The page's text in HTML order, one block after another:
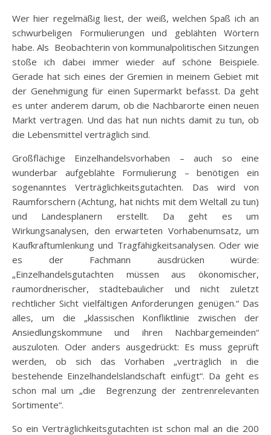
Wer hier regelmäßig liest, der weiß, welchen Spaß ich an
schwurbeligen Formulierungen und geblähten Wörtern
habe. Als Beobachterin von kommunalpolitischen Sitzungen
stoße ich dabei immer wieder auf schöne Beispiele.
Gerade hat sich eines der Gremien in meinem Gebiet mit
der Genehmigung für einen Supermarkt befasst. Da geht
es unter anderem darum, ob die Nachbarorte einen neuen
Markt vertragen. Und das hat nun nichts damit zu tun, ob
die Lebensmittel verträglich sind.
Großflächige Einzelhandelsvorhaben – auch so eine
wunderbar aufgeblähte Formulierung – benötigen ein
sogenanntes Verträglichkeitsgutachten. Das wird von
Raumforschern (Achtung, hat nichts mit dem Weltall zu tun)
und Landesplanern erstellt. Da geht es um
Wirkungsanalysen, den erwarteten Vorhabenumsatz, um
Kaufkraftumlenkung und Tragfähigkeitsanalysen. Oder wie
es der Fachmann ausdrücken würde:
„Einzelhandelsgutachten müssen aus ökonomischer,
raumordnerischer, städtebaulicher und nicht zuletzt
rechtlicher Sicht vielfältigen Anforderungen genügen.“ Das
alles, um die „klassischen Konfliktlinie zwischen der
Ansiedlungskommune und ihren Nachbargemeinden“
auszuloten. Oder anders ausgedrückt: Es muss geprüft
werden, ob sich das Vorhaben „verträglich in die
bestehende Einzelhandelslandschaft einfügt“. Da geht es
schon mal um „die
Begrenzung der zentrenrelevanten
Sortimente“.
So ein Verträglichkeitsgutachten ist schon mal an die 200